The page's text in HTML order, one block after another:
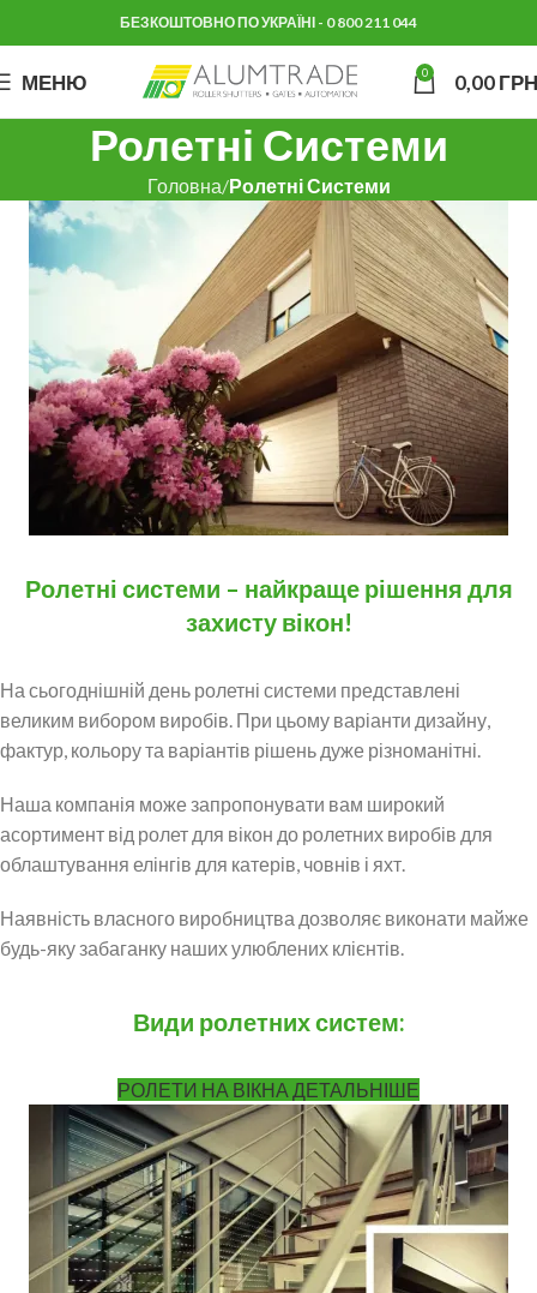
БЕЗКОШТОВНО ПО УКРАЇНІ - 0 800 211 044
МЕНЮ 0 0,00
Ролетні Системи
Головна Ролетні Системи
Ролетні системи – найкраще рішення для
захисту вікон!
На сьогоднішній день ролетні системи представлені
великим вибором виробів. При цьому варіанти дизайну,
фактур, кольору та варіантів рішень дуже різноманітні.
Наша компанія може запропонувати вам широкий
асортимент від ролет для вікон до ролетних виробів для
облаштування елінгів для катерів, човнів і яхт.
Наявність власного виробництва дозволяє виконати майже
будь-яку забаганку наших улюблених клієнтів.
Види ролетних систем:
РОЛЕТИ НА ВІКНА ДЕТАЛЬНІШЕ